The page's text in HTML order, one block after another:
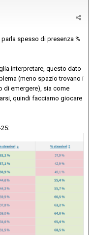
spesso di presenza %
interpretare, questo dato
(meno spazio trovano i
di emergere), sia come
quindi facciamo giocare